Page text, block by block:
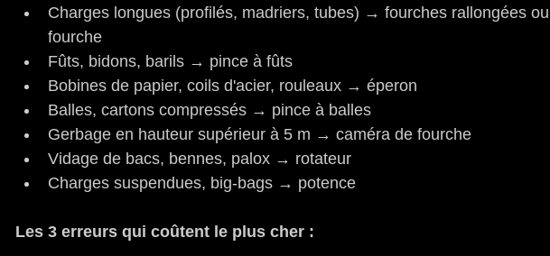
Charges longues (profilés, madriers, tubes) → fourches rallongées
fourche
Fûts, bidons, barils → pince à fûts
Bobines de papier, coils d'acier, rouleaux → éperon
Balles, cartons compressés → pince à balles
Gerbage en hauteur supérieur à 5 m → caméra de fourche
Vidage de bacs, bennes, palox → rotateur
Charges suspendues, big-bags → potence
Les 3 erreurs qui coûtent le plus cher :